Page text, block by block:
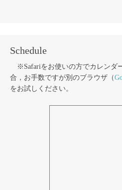
Schedule
※Safariをお使いの方でカレンダ
合，お手数ですが別のブラウザ（
をお試しください。